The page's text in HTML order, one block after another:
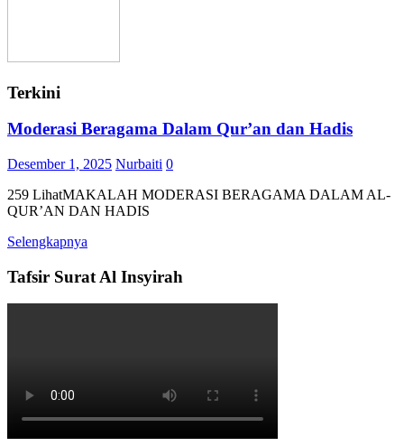
Terkini
Moderasi Beragama Dalam Qur’an dan Hadis
Desember 1, 2025 Nurbaiti 0
259 LihatMAKALAH MODERASI BERAGAMA DALAM AL-
QUR’AN DAN HADIS
Selengkapnya
Tafsir Surat Al Insyirah